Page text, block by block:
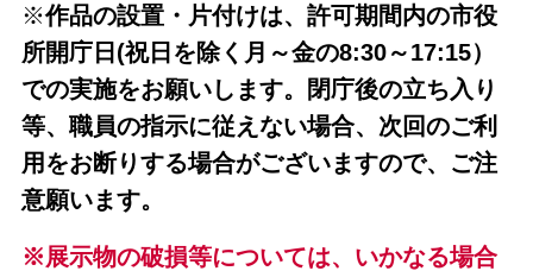
※作品の設置・片付けは、許可期間内の市役
所開庁日(祝日を除く月～金の8:30～17:15）
での実施をお願いします。閉庁後の立ち入り
等、職員の指示に従えない場合、次回のご利
用をお断りする場合がございますので、ご注
意願います。
※展示物の破損等については、いかなる場合